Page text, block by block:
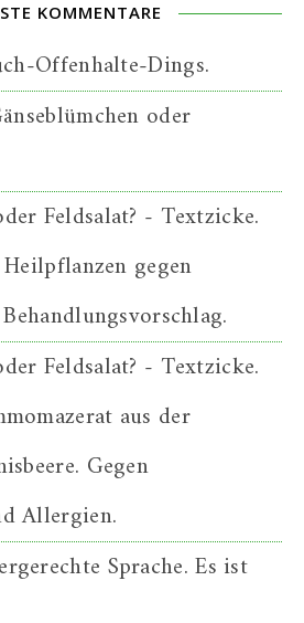
KOMMENTARE
Offenhalte-Dings.
oder
Feldsalat? - Textzicke.
gegen
Feldsalat? - Textzicke.
aus der
Gegen
Allergien.
Sprache. Es ist